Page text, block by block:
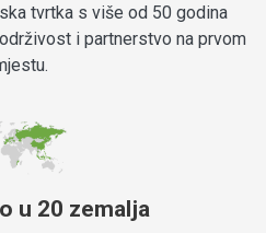
tvrtka s više od 50 godina
i partnerstvo na prvom
u 20 zemalja